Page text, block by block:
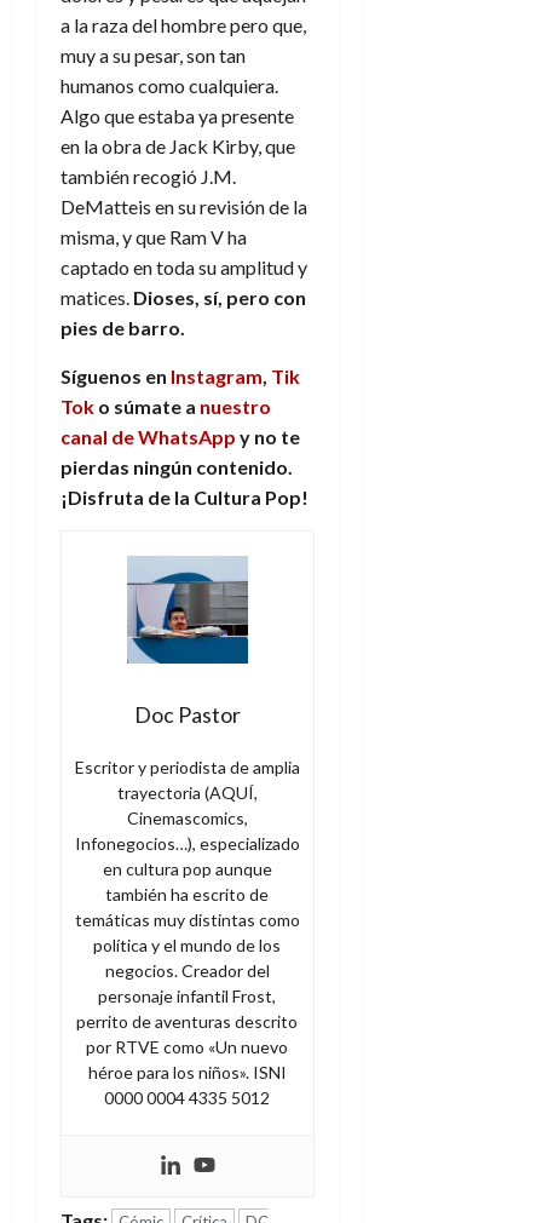
a la raza del hombre pero que,
muy a su pesar, son tan
humanos como cualquiera.
Algo que estaba ya presente
en la obra de Jack Kirby, que
también recogió J.M.
DeMatteis en su revisión de la
misma, y que Ram V ha
captado en toda su amplitud y
matices. Dioses, sí, pero con
pies de barro.
Síguenos en Instagram, Tik
Tok o súmate a nuestro
canal de WhatsApp y no te
pierdas ningún contenido.
¡Disfruta de la Cultura Pop!
Doc Pastor
Escritor y periodista de amplia
trayectoria (AQUÍ,
Cinemascomics,
Infonegocios…), especializado
en cultura pop aunque
también ha escrito de
temáticas muy distintas como
política y el mundo de los
negocios. Creador del
personaje infantil Frost,
perrito de aventuras descrito
por RTVE como «Un nuevo
héroe para los niños». ISNI
0000 0004 4335 5012